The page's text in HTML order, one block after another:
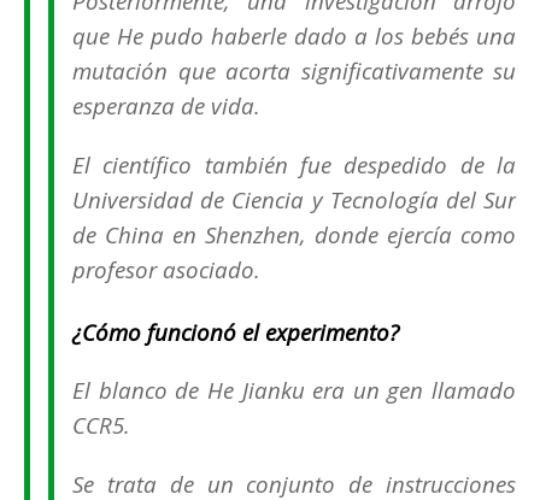
que He pudo haberle dado a los bebés una
mutación que acorta significativamente su
esperanza de vida.
El científico también fue despedido de la
Universidad de Ciencia y Tecnología del Sur
de China en Shenzhen, donde ejercía como
profesor asociado.
¿Cómo funcionó el experimento?
El blanco de He Jianku era un gen llamado
CCR5.
Se trata de un conjunto de instrucciones